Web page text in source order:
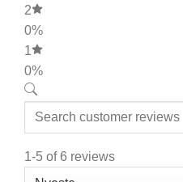
2
0%
1
0%
1-5 of 6 reviews